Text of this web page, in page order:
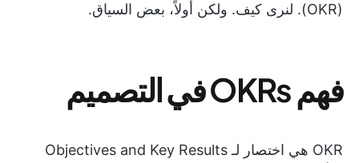
(OKR). لنرى كيف. ولكن أولاً، بعض السياق.
فهم OKRs في التصميم
OKR هي اختصار لـ Objectives and Key Results